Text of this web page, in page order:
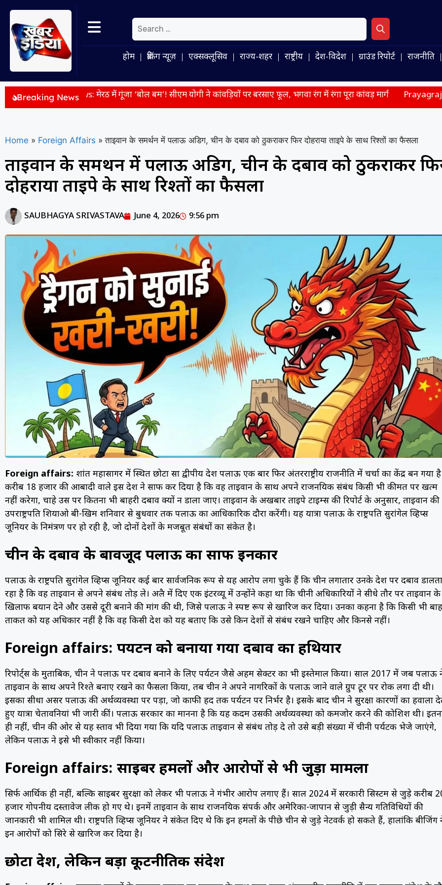
होम ब्रेकिंग न्यूज़ एक्सक्लूसिव राज्य-शहर राष्ट्रीय देश-विदेश ग्राउंड रिपोर्ट राजनीति
Breaking News
News: मेरठ में गूंजा ‘बोल बम’! सीएम योगी ने कांवड़ियों पर बरसाए फूल, भगवा रंग में रंगा पूरा कांवड़ मार्ग Prayagraj News: अतीक के
Home » Foreign Affairs » ताइवान के समर्थन में पलाऊ अडिग, चीन के दबाव को ठुकराकर फिर दोहराया ताइपे के साथ रिश्तों का फैसला
ताइवान के समर्थन में पलाऊ अडिग, चीन के दबाव को ठुकराकर
दोहराया ताइपे के साथ रिश्तों का फैसला
SAUBHAGYA SRIVASTAVA June 4, 2026 9:56 pm
Foreign affairs: प्रशांत महासागर में स्थित छोटा सा द्वीपीय देश पलाऊ एक बार फिर अंतरराष्ट्रीय राजनीति में चर्चा का केंद्र बन गया
करीब 18 हजार की आबादी वाले इस देश ने साफ कर दिया है कि वह ताइवान के साथ अपने राजनयिक संबंध किसी भी कीमत पर खत्म
नहीं करेगा, चाहे उस पर कितना भी बाहरी दबाव क्यों न डाला जाए। ताइवान के अखबार ताइपे टाइम्स की रिपोर्ट के अनुसार, ताइवान की
उपराष्ट्रपति शियाओ बी-खिम शनिवार से बुधवार तक पलाऊ का आधिकारिक दौरा करेंगी। यह यात्रा पलाऊ के राष्ट्रपति सुरांगेल व्हिप्स
जूनियर के निमंत्रण पर हो रही है, जो दोनों देशों के मजबूत संबंधों का संकेत है।
चीन के दबाव के बावजूद पलाऊ का साफ इनकार
पलाऊ के राष्ट्रपति सुरांगेल व्हिप्स जूनियर कई बार सार्वजनिक रूप से यह आरोप लगा चुके हैं कि चीन लगातार उनके देश पर दबाव डालता
रहा है कि वह ताइवान से अपने संबंध तोड़ ले। अप्रैल में दिए एक इंटरव्यू में उन्होंने कहा था कि चीनी अधिकारियों ने सीधे तौर पर ताइवान के
खिलाफ बयान देने और उससे दूरी बनाने की मांग की थी, जिसे पलाऊ ने स्पष्ट रूप से खारिज कर दिया। उनका कहना है कि किसी भी
ताकत को यह अधिकार नहीं है कि वह किसी देश को यह बताए कि उसे किन देशों से संबंध रखने चाहिए और किनसे नहीं।
Foreign affairs: पर्यटन को बनाया गया दबाव का हथियार
रिपोर्ट्स के मुताबिक, चीन ने पलाऊ पर दबाव बनाने के लिए पर्यटन जैसे अहम सेक्टर का भी इस्तेमाल किया। साल 2017 में जब पलाऊ
ताइवान के साथ अपने रिश्ते बनाए रखने का फैसला किया, तब चीन ने अपने नागरिकों के पलाऊ जाने वाले ग्रुप टूर पर रोक लगा दी थी।
इसका सीधा असर पलाऊ की अर्थव्यवस्था पर पड़ा, जो काफी हद तक पर्यटन पर निर्भर है। इसके बाद चीन ने सुरक्षा कारणों का हवाला
हुए यात्रा चेतावनियां भी जारी कीं। पलाऊ सरकार का मानना है कि यह कदम उसकी अर्थव्यवस्था को कमजोर करने की कोशिश थी।
ही नहीं, चीन की ओर से यह प्रस्ताव भी दिया गया कि यदि पलाऊ ताइवान से संबंध तोड़ दे तो उसे बड़ी संख्या में चीनी पर्यटक भेजे जाएंगे,
लेकिन पलाऊ ने इसे भी स्वीकार नहीं किया।
Foreign affairs: साइबर हमलों और आरोपों से भी जुड़ा मामला
सिर्फ आर्थिक ही नहीं, बल्कि साइबर सुरक्षा को लेकर भी पलाऊ ने गंभीर आरोप लगाए हैं। साल 2024 में सरकारी सिस्टम से जुड़े करीब
हजार गोपनीय दस्तावेज लीक हो गए थे। इनमें ताइवान के साथ राजनयिक संपर्क और अमेरिका-जापान से जुड़ी सैन्य गतिविधियों की
जानकारी भी शामिल थी। राष्ट्रपति व्हिप्स जूनियर ने संकेत दिए थे कि इन हमलों के पीछे चीन से जुड़े नेटवर्क हो सकते हैं, हालांकि बीजिंग
इन आरोपों को सिरे से खारिज कर दिया है।
छोटा देश, लेकिन बड़ा कूटनीतिक संदेश